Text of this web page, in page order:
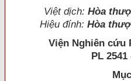
Việt dịch: Hòa
Hiệu đính: Hòa
Viện Nghiên cứu
PL 2541